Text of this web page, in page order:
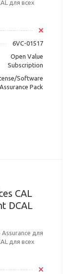
для всех
6VC-01517
Open Value
Subscription
Software
Assurance Pack
CAL
DCAL
для
для всех